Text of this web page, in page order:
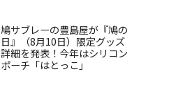
鳩サブレーの豊島屋が『鳩の
日』（8月10日）限定グッズ
詳細を発表！今年はシリコン
ポーチ「はとっこ」